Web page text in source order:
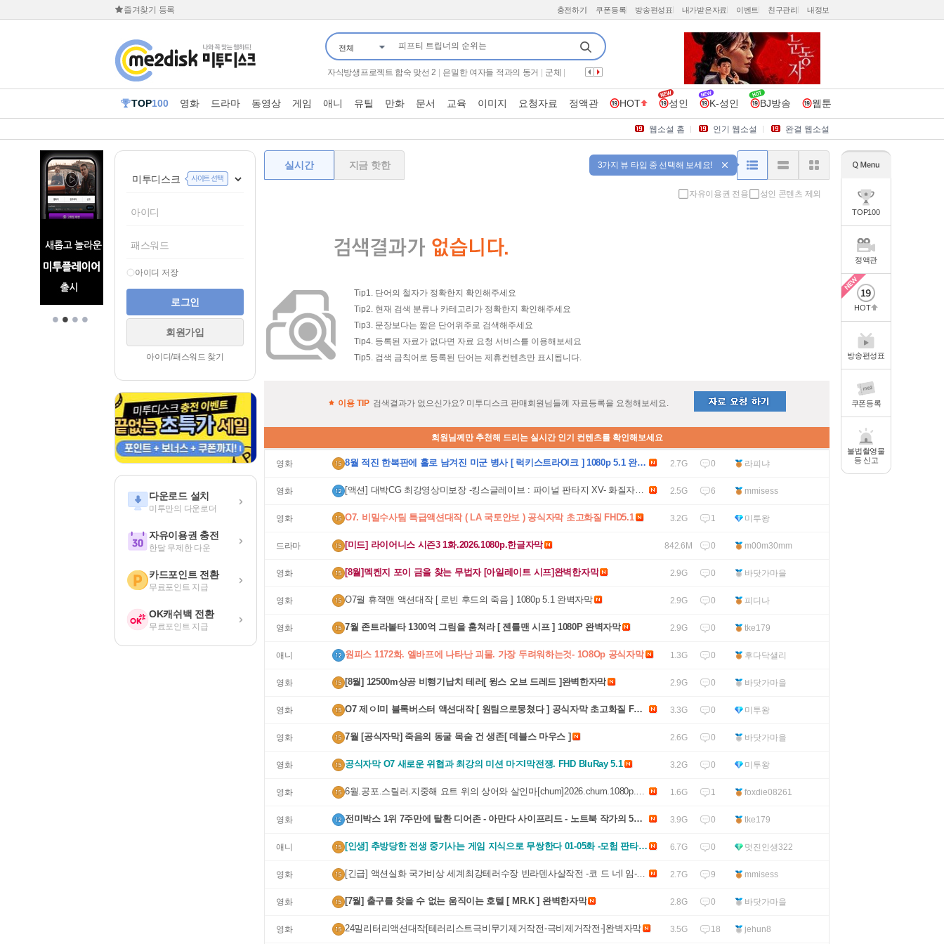
즐겨찾기 등록 충전하기 쿠폰등록 방송편성표 내가받은자료 이벤트 친구관리 내정보
••••
TOP100
정액관
HOT
방송편성표
쿠폰등록
불법촬영물
등 신고
전체
70억의 선택 | 언니네 산지직송3 | 너자2 | 티키타카로드 in 시드니 |
자식방생프로젝트 합숙 맞선 2
은밀한 여자들 적과의 동거 군체
기쁜 우리 좋은 날 | 꼬리에 꼬리를 무는 그날 이야기 만약에 우리
왕과 사는 남자 | 귀신 잡는 해병대 | 프로텍터 | 미스트롯 포유 |
어서와 한국은 처음이지 |
TOP100 영화 드라마 동영상 게임 애니 유틸 만화 문서 교육 이미지 요청자료 정액관 HOT 성인 K-성인 BJ방송 웹툰
웹소설 홈 인기 웹소설 완결 웹소설
아이디 저장
회원가입
아이디/패스워드 찾기
다운로드 설치
미투만의 다운로더
자유이용권 충전
한달 무제한 다운
카드포인트 전환
무료포인트 지급
OK캐쉬백 전환
무료포인트 지급
실시간 지금 핫한 3가지 뷰 타입 중 선택해 보세요!
자유이용권 전용 성인 콘텐츠 제외
Tip1. 단어의 철자가 정확한지 확인해주세요
Tip2. 현재 검색 분류나 카테고리가 정확한지 확인해주세요
Tip3. 문장보다는 짧은 단어위주로 검색해주세요
Tip4. 등록된 자료가 없다면 자료 요청 서비스를 이용해보세요
Tip5. 검색 금칙어로 등록된 단어는 제휴컨텐츠만 표시됩니다.
이용 TIP 검색결과가 없으신가요? 미투디스크 판매회원님들께 자료등록을 요청해보세요.
회원님께만 추천해 드리는 실시간 인기 컨텐츠를 확인해보세요
영화
8월 적진 한복판에 홀로 남겨진 미군 병사 [ 럭키스트라Ol크 ] 1080p 5.1 완벽
2.7G 0 라피냐
영화
[액션] 대박CG 최강영상미보장 -킹스글레이브 : 파이널 판타지 XV- 화질자막
2.5G 6 mmisess
영화 O7. 비밀수사팀 특급액션대작 ( LA 국토안보 ) 공식자막 초고화질 FHD5.1 3.2G 1 미투왕
드라마 [미드] 라이어니스 시즌3 1화.2026.1080p.한글자막 842.6M 0 m00m30mm
영화 [8월]멕켄지 포이 금을 찾는 무법자 [아일레이트 시프]완벽한자막 2.9G 0 바닷가마을
영화 O7월 휴잭맨 액션대작 [ 로빈 후드의 죽음 ] 1080p 5.1 완벽자막 2.9G 0 피디나
영화 7월 존트라볼타 1300억 그림을 훔쳐라 [ 젠틀맨 시프 ] 1080P 완벽자막 2.9G 0 tke179
애니 원피스 1172화. 엘바프에 나타난 괴물. 가장 두려워하는것- 1O8Op 공식자막 1.3G 0 후다닥샐리
영화 [8월] 12500m상공 비행기납치 테러[ 윙스 오브 드레드 ]완벽한자막 2.9G 0 바닷가마을
영화
O7 제ㅇI미 블록버스터 액션대작 [ 원팀으로뭉쳤다 ] 공식자막 초고화질 FHD
3.3G 0 미투왕
영화 7월 [공식자막] 죽음의 동굴 목숨 건 생존[ 데블스 마우스 ] 2.6G 0 바닷가마을
영화 공식자막 O7 새로운 위협과 최강의 미션 마ㅈI막전쟁. FHD BluRay 5.1 3.2G 0 미투왕
영화
6월.공포.스릴러.지중해 요트 위의 상어와 살인마[chum]2026.chum.1080p.완
1.6G 1 foxdie08261
영화
전미박스 1위 7주만에 탈환 디어존 - 아만다 사이프리드 - 노트북 작가의 5주
3.9G 0 tke179
애니
[인생] 추방당한 전생 중기사는 게임 지식으로 무쌍한다 01-05화 -모험 판타지
6.7G 0 멋진인생322
영화
[긴급] 액션실화 국가비상 세계최강테러수장 빈라덴사살작전 -코 드 너l 임-
2.7G 9 mmisess
영화 [7월] 출구를 찾을 수 없는 움직이는 호텔 [ MR.K ] 완벽한자막 2.8G 0 바닷가마을
영화 24밀리터리액션대작[테러리스트극비무기제거작전-극비제거작전-]완벽자막 3.5G 18 jehun8